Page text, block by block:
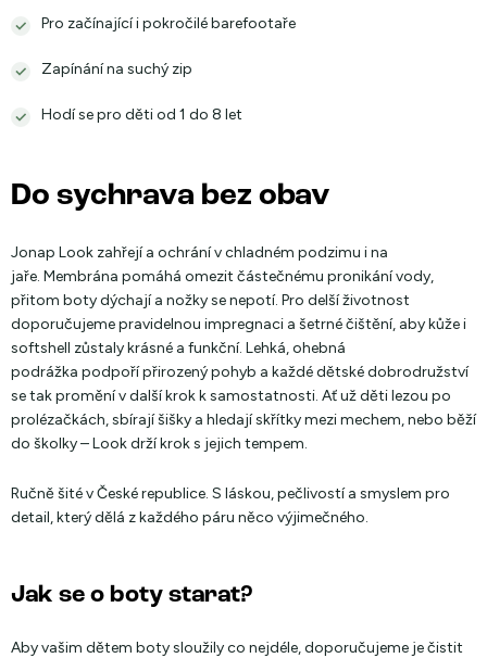
Pro začínající i pokročilé barefootaře
Zapínání na suchý zip
Hodí se pro děti od 1 do 8 let
Do sychrava bez obav
Jonap Look zahřejí a ochrání v chladném podzimu i na
jaře. Membrána pomáhá omezit částečnému pronikání vody,
přitom boty dýchají a nožky se nepotí. Pro delší životnost
doporučujeme pravidelnou impregnaci a šetrné čištění, aby kůže i
softshell zůstaly krásné a funkční. Lehká, ohebná
podrážka podpoří přirozený pohyb a každé dětské dobrodružství
se tak promění v další krok k samostatnosti. Ať už děti lezou po
prolézačkách, sbírají šišky a hledají skřítky mezi mechem, nebo běží
do školky – Look drží krok s jejich tempem.
Ručně šité v České republice. S láskou, pečlivostí a smyslem pro
detail, který dělá z každého páru něco výjimečného.
Jak se o boty starat?
Aby vašim dětem boty sloužily co nejdéle, doporučujeme je čistit